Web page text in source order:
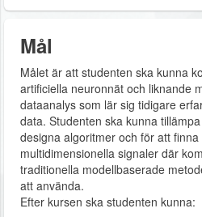
Mål
Målet är att studenten ska kunna
artificiella neuronnät och liknande
dataanalys som lär sig tidigare
data. Studenten ska kunna
designa algoritmer och för att
multidimensionella signaler där
traditionella modellbaserade
att använda.
Efter kursen ska studenten kunna: